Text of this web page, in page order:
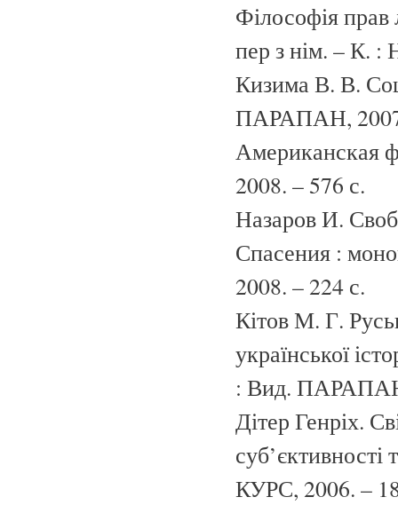
Філософія
пер з нім. – К. :
Кизима В. В.
ПАРАПАН,
Американская
2008. – 576 с.
Назаров И.
Спасения :
2008. – 224 с.
Кітов М. Г.
української
: Вид.
Дітер Генріх.
суб’єктивності
КУРС, 2006. –